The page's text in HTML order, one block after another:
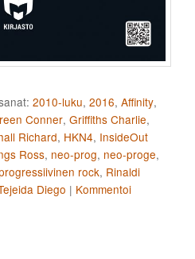
2010-luku,2016,Affinity,
Conner,Griffiths Charlie,
Richard, HKN4, InsideOut
Ross, neo-prog, neo-proge,
rock, Rinaldi
Diego | Kommentoi